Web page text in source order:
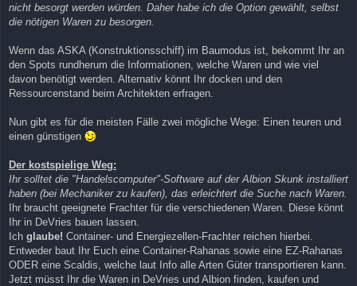
nicht besorgt werden würden. Daher habe ich die Option gewählt, selbst
die nötigen Waren zu besorgen.
Wenn das ASKA (Konstruktionsschiff) im Baumodus ist, bekommt Ihr an
den Spots rundherum die Informationen, welche Waren und wie viel
davon benötigt werden. Alternativ könnt Ihr docken und den
Ressourcenstand beim Architekten erfragen.
Nun gibt es für die meisten Fälle zwei mögliche Wege: Einen teuren und
einen günstigen
Der kostspielige Weg:
Ihr solltet die "Handelscomputer"-Software auf der Albion Skunk installiert
haben (bei Mechaniker zu kaufen), das erleichtert die Suche nach Waren.
Ihr braucht geeignete Frachter für die verschiedenen Waren. Diese könnt
Ihr in DeVries bauen lassen.
Ich glaube! Container- und Energiezellen-Frachter reichen hierbei.
Entweder baut Ihr Euch eine Container-Rahanas sowie eine EZ-Rahanas
ODER eine Scaldis, welche laut Info alle Arten Güter transportieren kann.
Jetzt müsst Ihr die Waren in DeVries und Albion finden, kaufen und